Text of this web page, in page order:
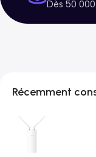
Dès 50 000
Récemment